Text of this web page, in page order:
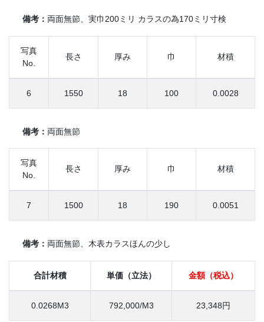
備考： 両面無節、実巾200ミリ カラスの為170ミリ寸検
写真
No.
長さ 厚み 巾 材積
6 1550 18 100 0.0028
備考： 両面無節
写真
No.
長さ 厚み 巾 材積
7 1500 18 190 0.0051
備考： 両面無節、木表カラスほんの少し
合計材積 単価（立法） 金額（税込）
0.0268M3 792,000/M3 23,348円